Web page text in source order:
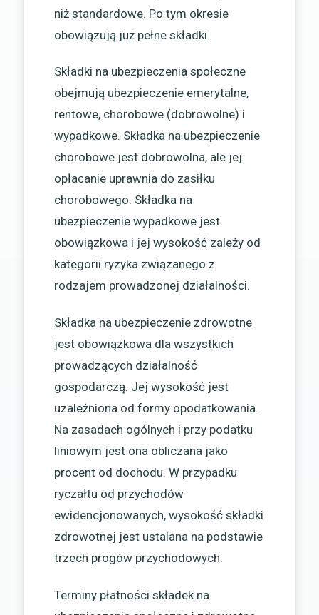
niż standardowe. Po tym okresie
obowiązują już pełne składki.
Składki na ubezpieczenia społeczne
obejmują ubezpieczenie emerytalne,
rentowe, chorobowe (dobrowolne) i
wypadkowe. Składka na ubezpieczenie
chorobowe jest dobrowolna, ale jej
opłacanie uprawnia do zasiłku
chorobowego. Składka na
ubezpieczenie wypadkowe jest
obowiązkowa i jej wysokość zależy od
kategorii ryzyka związanego z
rodzajem prowadzonej działalności.
Składka na ubezpieczenie zdrowotne
jest obowiązkowa dla wszystkich
prowadzących działalność
gospodarczą. Jej wysokość jest
uzależniona od formy opodatkowania.
Na zasadach ogólnych i przy podatku
liniowym jest ona obliczana jako
procent od dochodu. W przypadku
ryczałtu od przychodów
ewidencjonowanych, wysokość składki
zdrowotnej jest ustalana na podstawie
trzech progów przychodowych.
Terminy płatności składek na